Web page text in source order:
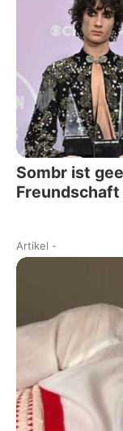
Sombr ist
Freundschaft
Artikel -